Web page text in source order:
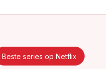
Beste series op Netflix